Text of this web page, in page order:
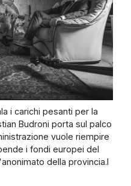
i carichi pesanti per la
Budroni porta sul palco
vuole riempire
i fondi europei del
della provincia.I